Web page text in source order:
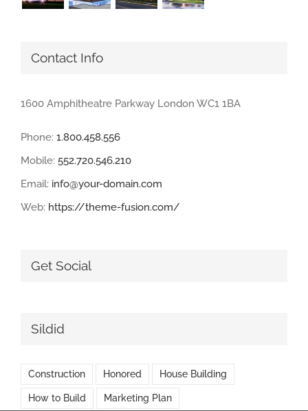
Contact Info
1600 Amphitheatre Parkway London WC1 1BA
Phone: 1.800.458.556
Mobile: 552.720.546.210
Email: info@your-domain.com
Web: https://theme-fusion.com/
Get Social
Sildid
Construction Honored House Building
How to Build Marketing Plan